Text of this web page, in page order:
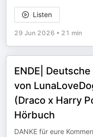
Listen
29 Jun 2026 • 21 min
ENDE|
von
(Draco x Harry
Hörbuch
DANKE für eure